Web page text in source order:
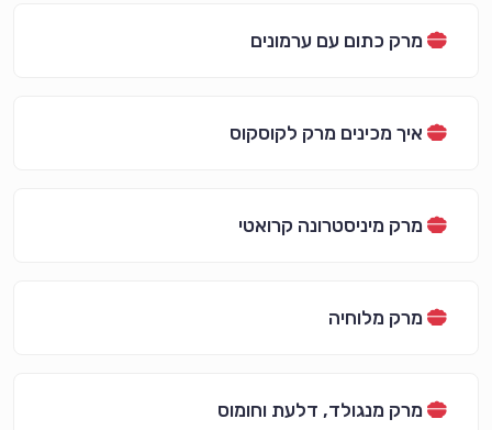
מרק כתום עם ערמונים
איך מכינים מרק לקוסקוס
מרק מיניסטרונה קרואטי
מרק מלוחיה
מרק מנגולד, דלעת וחומוס